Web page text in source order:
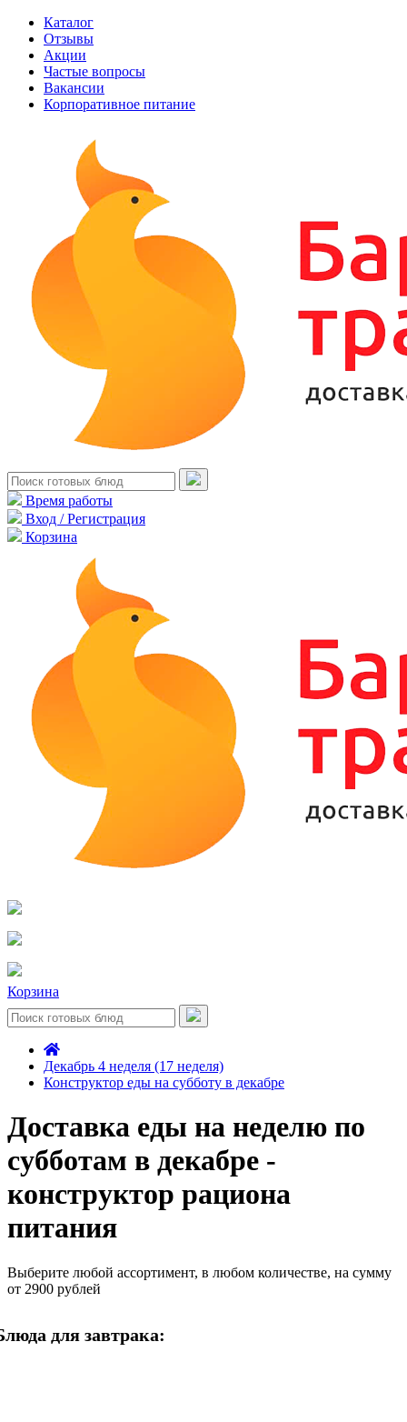
Каталог
Отзывы
Акции
Частые вопросы
Вакансии
Корпоративное питание
Время работы
Вход / Регистрация
Корзина
Корзина
Декабрь 4 неделя (17 неделя)
Конструктор еды на субботу в декабре
Доставка еды на неделю по
субботам в декабре -
конструктор рациона
питания
Выберите любой ассортимент, в любом количестве, на сумму
от 2900 рублей
для завтрака: